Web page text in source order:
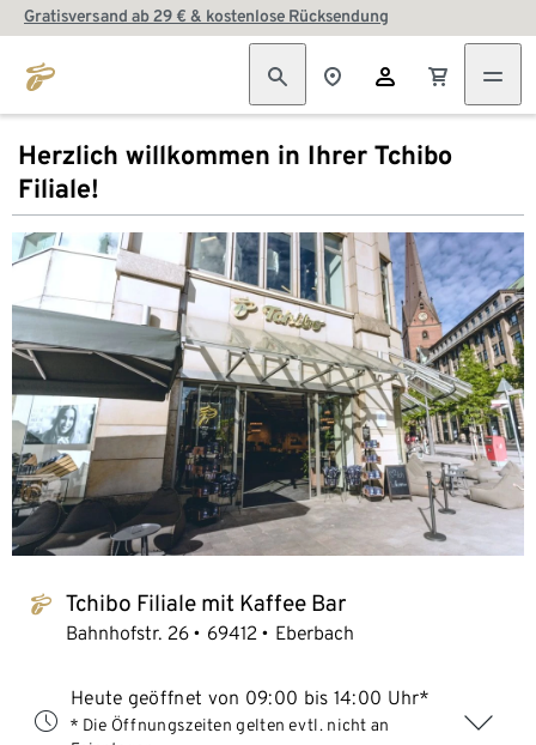
Gratisversand ab 29 € & kostenlose Rücksendung
Herzlich willkommen in Ihrer Tchibo
Filiale!
tchibo_logo Tchibo Filiale mit Kaffee Bar
Bahnhofstr. 26 69412 Eberbach
Heute geöffnet von 09:00 bis 14:00 Uhr*
* Die Öffnungszeiten gelten evtl. nicht an